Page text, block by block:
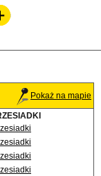
Pokaż na mapie